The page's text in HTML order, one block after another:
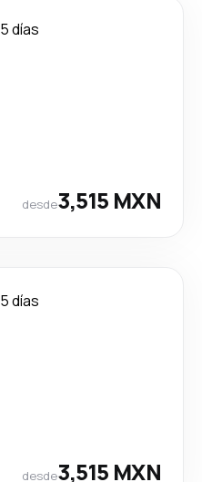
5 días
desde3,515 MXN
5 días
desde3,515 MXN